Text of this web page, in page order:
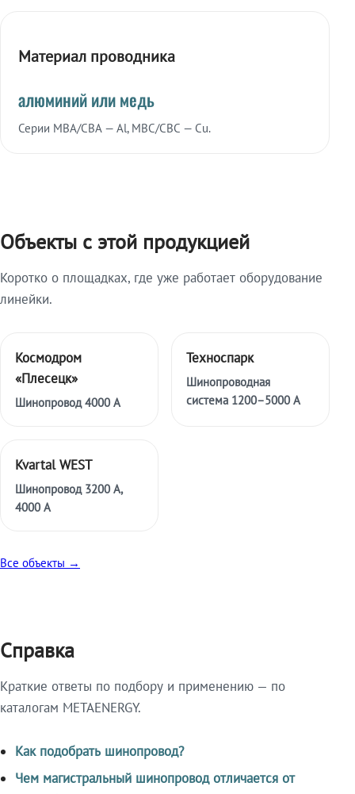
Материал проводника
алюминий или медь
Серии МВА/СВА — Al, МВС/СВС — Cu.
Объекты с этой продукцией
Коротко о площадках, где уже работает оборудование
линейки.
Космодром
«Плесецк»
Шинопровод 4000 А
Техноспарк
Шинопроводная
система 1200–5000 А
Kvartal WEST
Шинопровод 3200 А,
4000 А
Все объекты →
Справка
Краткие ответы по подбору и применению — по
каталогам METAENERGY.
Как подобрать шинопровод?
Чем магистральный шинопровод отличается от